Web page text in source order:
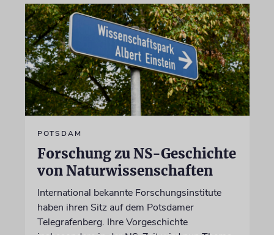
POTSDAM
Forschung zu NS-Geschichte
von Naturwissenschaften
International bekannte Forschungsinstitute
haben ihren Sitz auf dem Potsdamer
Telegrafenberg. Ihre Vorgeschichte